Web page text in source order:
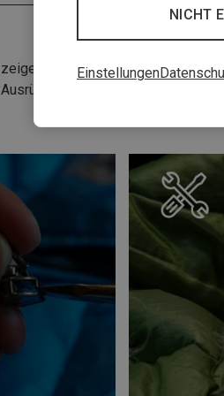
wir Dir, wie Du Deine
und bist schnell wieder
NICHT
Einstellungen